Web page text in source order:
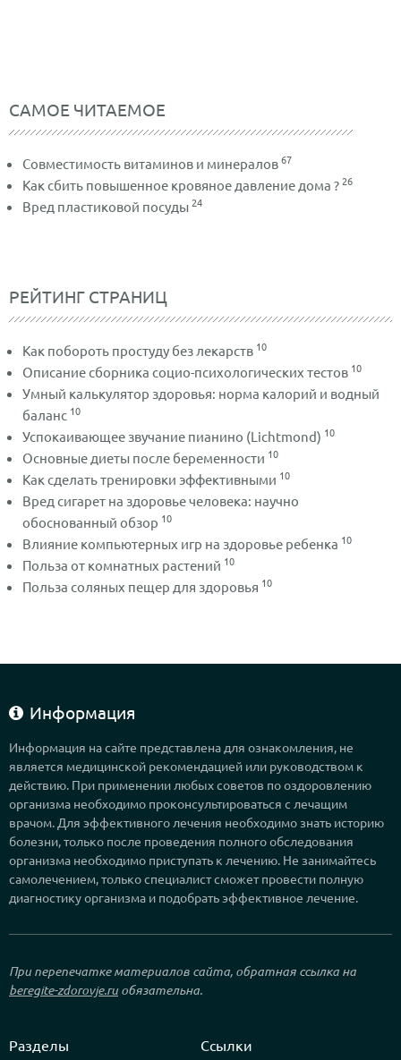
САМОЕ ЧИТАЕМОЕ
Совместимость витаминов и минералов67
Как сбить повышенное кровяное давление дома ?26
Вред пластиковой посуды24
РЕЙТИНГ СТРАНИЦ
Как побороть простуду без лекарств 10
Описание сборника социо-психологических тестов 10
Умный калькулятор здоровья: норма калорий и водный
баланс 10
Успокаивающее звучание пианино (Lichtmond) 10
Основные диеты после беременности 10
Как сделать тренировки эффективными 10
Вред сигарет на здоровье человека: научно
обоснованный обзор 10
Влияние компьютерных игр на здоровье ребенка 10
Польза от комнатных растений 10
Польза соляных пещер для здоровья 10
Информация
Информация на сайте представлена для ознакомления, не
является медицинской рекомендацией или руководством к
действию. При применении любых советов по оздоровлению
организма необходимо проконсультироваться с лечащим
врачом. Для эффективного лечения необходимо знать историю
болезни, только после проведения полного обследования
организма необходимо приступать к лечению. Не занимайтесь
самолечением, только специалист сможет провести полную
диагностику организма и подобрать эффективное лечение.
При перепечатке материалов сайта, обратная ссылка на
beregite-zdorovje.ruобязательна.
Разделы Ссылки